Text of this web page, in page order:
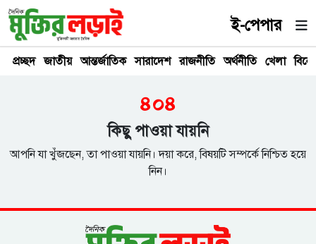
ই-পেপার
প্রচ্ছদ জাতীয় আন্তর্জাতিক সারাদেশ রাজনীতি অর্থনীতি খেলা
৪০৪
কিছু পাওয়া যায়নি
আপনি যা খুঁজছেন, তা পাওয়া যায়নি। দয়া করে, বিষয়টি সম্পর্কে নিশ্চিত হয়ে
নিন।